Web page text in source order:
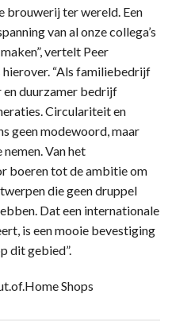
brouwerij ter wereld. Een
van al onze collega’s
vertelt Peer
hierover. “Als familiebedrijf
en duurzamer bedrijf
Circulariteit en
geen modewoord, maar
Van het
boeren tot de ambitie om
die geen druppel
Dat een internationale
is een mooie bevestiging
dit gebied”.
Shops